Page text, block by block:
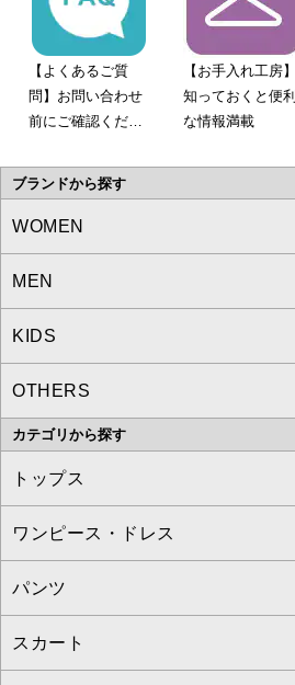
【よくあるご質
問】お問い合わせ
前にご確認くださ
【お手入れ工房】
知っておくと便利
な情報満載
ブランドから探す
WOMEN
a.v.v
MICHEL KLEIN
MK MICHEL KLEIN
OFUON le MK
MEN
a.v.v
MICHEL KLEIN HOMME
MK MICHEL KLEIN HOMME
KIDS
a.v.v
OTHERS
MK MICHEL KLEIN BAG
カテゴリから探す
トップス
すべてのトップス
カットソー・Tシャツ
ブラウス・シャツ
ワンピース・ドレス
すべてのワンピース・ドレス
ワンピース
パンツ
すべてのパンツ
スカート